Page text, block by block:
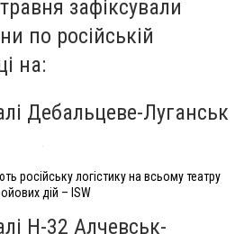
зафіксували
по російській
на:
Дебальцеве-Луганськ
російську логістику на всьому театру
дій – ISW
H-32 Алчевськ-